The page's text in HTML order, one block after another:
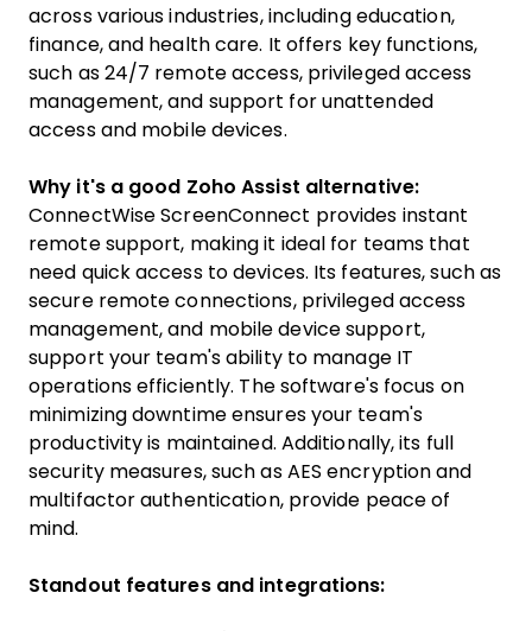
across various industries, including education,
finance, and health care. It offers key functions,
such as 24/7 remote access, privileged access
management, and support for unattended
access and mobile devices.
Why it's a good Zoho Assist alternative:
ConnectWise ScreenConnect provides instant
remote support, making it ideal for teams that
need quick access to devices. Its features, such as
secure remote connections, privileged access
management, and mobile device support,
support your team's ability to manage IT
operations efficiently. The software's focus on
minimizing downtime ensures your team's
productivity is maintained. Additionally, its full
security measures, such as AES encryption and
multifactor authentication, provide peace of
mind.
Standout features and integrations: